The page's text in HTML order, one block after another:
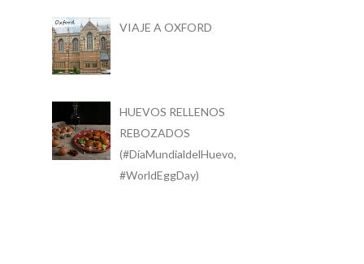
VIAJE A OXFORD
HUEVOS RELLENOS
REBOZADOS
(#DíaMundialdelHuevo,
#WorldEggDay)